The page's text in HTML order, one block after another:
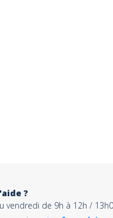
?
vendredi de 9h à 12h /